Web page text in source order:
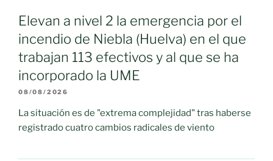
Elevan a nivel 2 la emergencia por el
incendio de Niebla (Huelva) en el que
trabajan 113 efectivos y al que se ha
incorporado la UME
08/08/2026
La situación es de "extrema complejidad" tras haberse
registrado cuatro cambios radicales de viento